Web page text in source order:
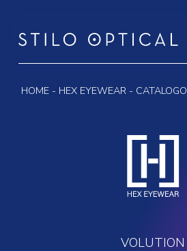
HOME - HEX EYEWEAR - CATALOGO
VOLUTION